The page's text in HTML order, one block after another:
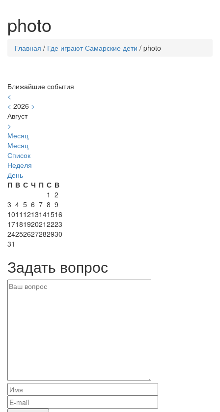
photo
Главная / Где играют Самарские дети / photo
Ближайшие события
<
< 2026 >
Август
>
Месяц
Месяц
Список
Неделя
День
П В С Ч П С В
1 2
3 4 5 6 7 8 9
1011 1213141516
17181920212223
24252627282930
31
Задать вопрос